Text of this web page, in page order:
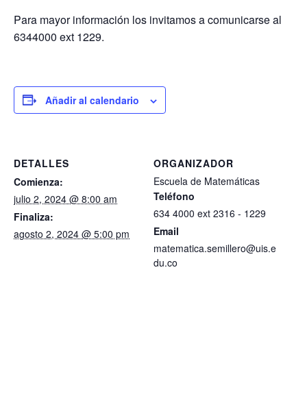
Para mayor información los invitamos a comunicarse al
6344000 ext 1229.
Añadir al calendario
DETALLES
Comienza:
julio 2, 2024 @ 8:00 am
Finaliza:
agosto 2, 2024 @ 5:00 pm
ORGANIZADOR
Escuela de Matemáticas
Teléfono
634 4000 ext 2316 - 1229
Email
matematica.semillero@uis.e
du.co